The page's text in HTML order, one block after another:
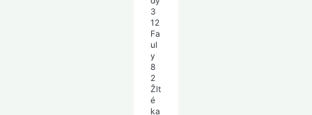
3
12
Fa
ul
y
8
2
Žlt
é
ka